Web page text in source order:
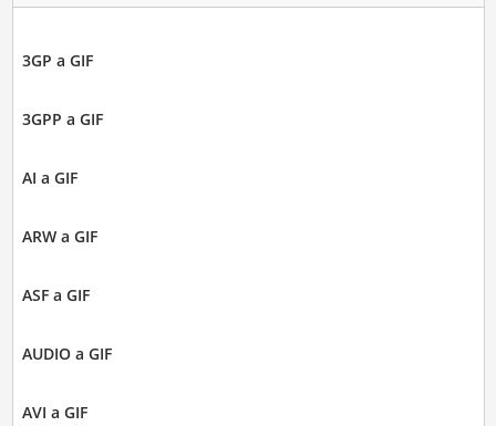
3GP a GIF
3GPP a GIF
AI a GIF
ARW a GIF
ASF a GIF
AUDIO a GIF
AVI a GIF